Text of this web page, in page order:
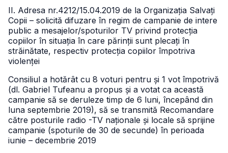
II. Adresa nr.4212/15.04.2019 de la Organizația Salvați
Copii – solicită difuzare în regim de campanie de intere
public a mesajelor/spoturilor TV privind protecția
copiilor în situația în care părinții sunt plecați în
străinătate, respectiv protecția copiilor împotriva
violenței
Consiliul a hotărât cu 8 voturi pentru și 1 vot împotrivă
(dl. Gabriel Tufeanu a propus și a votat ca această
campanie să se deruleze timp de 6 luni, începând din
luna septembrie 2019), să se transmită Recomandare
către posturile radio -TV naționale și locale să sprijine
campanie (spoturile de 30 de secunde) în perioada
iunie – decembrie 2019